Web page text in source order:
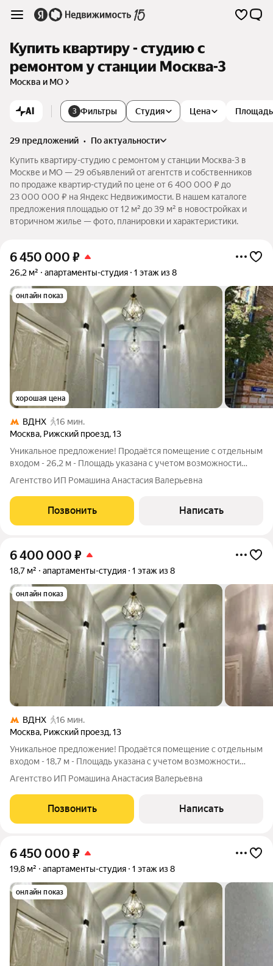
Купить квартиру - студию с
ремонтом у станции Москва-3
Москва и МО
AI 3 Фильтры Студия Цена Площадь
29 предложений •
по актуальности
Купить квартиру-студию с ремонтом у станции Москва-3 в
Москве и МО — 29 объявлений от агентств и собственников
по продаже квартир-студий по цене от 6 400 000 ₽ до
23 000 000 ₽ на Яндекс Недвижимости. В нашем каталоге
предложения площадью от 12 м² до 39 м² в новостройках и
вторичном жилье — фото, планировки и характеристики.
6 450 000 ₽
26,2 м² апартаменты-студия 1 этаж из 8
онлайн показ
хорошая цена
ВДНХ
16 мин.
Москва, Рижский проезд,13
Уникальное предложение! Продаётся помещение с отдельным
входом - 26,2 м - Площадь указана с учетом возможности
возведения антресольного спального места площадью 7,5 м2,
или комфортное
Агентство ИП Ромашина Анастасия Валерьевна
Позвонить Написать
6 400 000 ₽
18,7 м² апартаменты-студия 1 этаж из 8
онлайн показ
ВДНХ
16 мин.
Москва, Рижский проезд,13
Уникальное предложение! Продаётся помещение с отдельным
входом - 18,7 м - Площадь указана с учетом возможности
возведения антресольного спального места площадью 7,5 м2.
проживание! Почему это выгодно?
Агентство ИП Ромашина Анастасия Валерьевна
Позвонить Написать
6 450 000 ₽
19,8 м² апартаменты-студия 1 этаж из 8
онлайн показ